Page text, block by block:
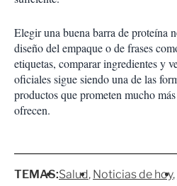
Elegir una buena barra de proteína
diseño del empaque o de frases
etiquetas, comparar ingredientes y
oficiales sigue siendo una de las
productos que prometen mucho
ofrecen.
TEMAS:Salud Noticias de hoy